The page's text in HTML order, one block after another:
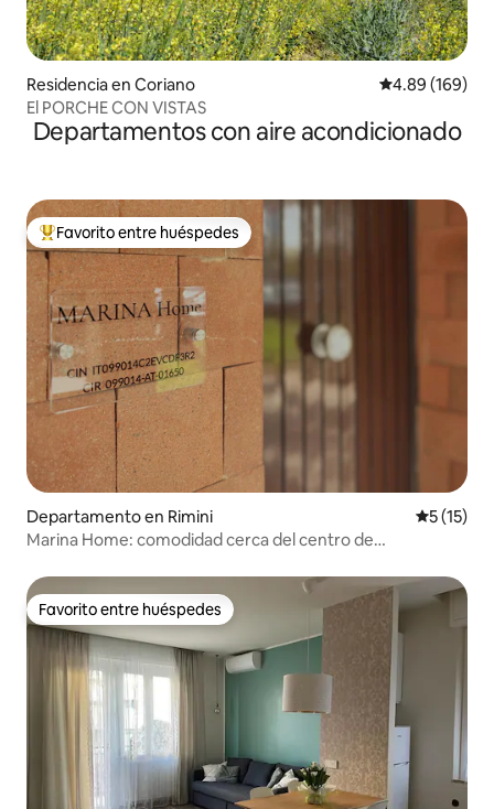
Residencia en Coriano Calificación
4.89 (169)
El PORCHE CON VISTAS
Departamentos con aire acondicionado
De los mejores en Favorito entre huéspedes
Favorito entre huéspedes
Departamento en Rimini
5 (15)
Marina Home: comodidad cerca del centro de
Favorito entre huéspedes
Favorito entre huéspedes